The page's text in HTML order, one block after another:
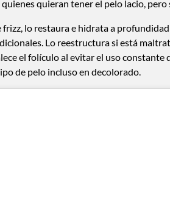
quieran tener el pelo lacio,
lo restaura e hidrata a
Lo reestructura si está
el folículo al evitar el uso constante
de pelo incluso en decolorado.